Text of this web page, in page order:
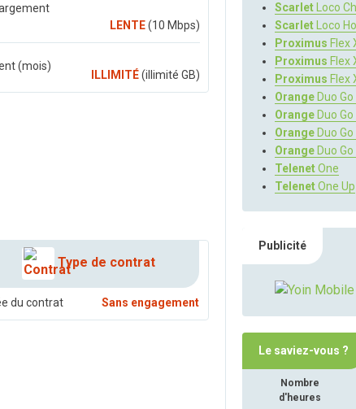
LENTE(10 Mbps)
(mois)
ILLIMITÉ(illimité GB)
Type de contrat
du contrat Sans engagement
Scarlet Loco
Scarlet Loco
Proximus Flex
Proximus Flex
Proximus Flex
Orange Duo
Orange Duo
Orange Duo
Orange Duo
TelenetOne
TelenetOne Up
Publicité
Le saviez-vous ?
Nombre
d'heures